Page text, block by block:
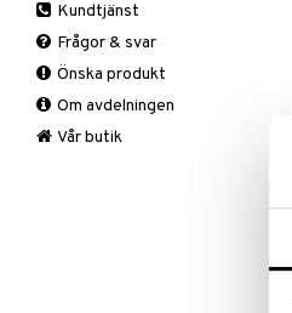
Armbåge
Handled
Knä
Vad
Vrist
Tillbehör
Kundtjänst
Frågor & svar
Önska produkt
Om avdelningen
Vår butik